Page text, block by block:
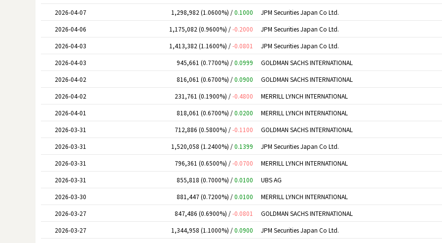
2026-04-07
1,298,982 (1.0600%) /0.1000 JPM Securities Japan Co Ltd.
2026-04-06
1,175,082 (0.9600%) /-0.2000 JPM Securities Japan Co Ltd.
2026-04-03
1,413,382 (1.1600%) /-0.0801 JPM Securities Japan Co Ltd.
2026-04-03
945,661 (0.7700%) /0.0999 GOLDMAN SACHS INTERNATIONAL
2026-04-02
816,061 (0.6700%) /0.0900 GOLDMAN SACHS INTERNATIONAL
2026-04-02
231,761 (0.1900%) /-0.4800 MERRILL LYNCH INTERNATIONAL
2026-04-01
818,061 (0.6700%) /0.0200 MERRILL LYNCH INTERNATIONAL
2026-03-31
712,886 (0.5800%) /-0.1100 GOLDMAN SACHS INTERNATIONAL
2026-03-31
1,520,058 (1.2400%) /0.1399 JPM Securities Japan Co Ltd.
2026-03-31
796,361 (0.6500%) /-0.0700 MERRILL LYNCH INTERNATIONAL
2026-03-31
855,818 (0.7000%) /0.0100 UBS AG
2026-03-30
881,447 (0.7200%) /0.0100 MERRILL LYNCH INTERNATIONAL
2026-03-27
847,486 (0.6900%) /-0.0801 GOLDMAN SACHS INTERNATIONAL
2026-03-27
1,344,958 (1.1000%) /0.0900 JPM Securities Japan Co Ltd.